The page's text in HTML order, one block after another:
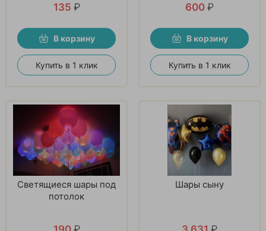
135 ₽
В корзину
Купить в 1 клик
600 ₽
В корзину
Купить в 1 клик
Светящиеся шары под
потолок
Шары сыну